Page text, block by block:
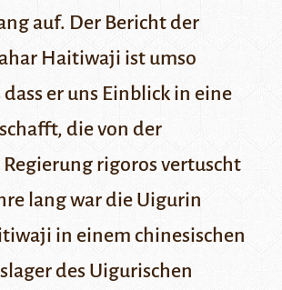
auf. Der Bericht der
Haitiwaji ist umso
er uns Einblick in eine
die von der
rigoros vertuscht
lang war die Uigurin
in einem chinesischen
des Uigurischen